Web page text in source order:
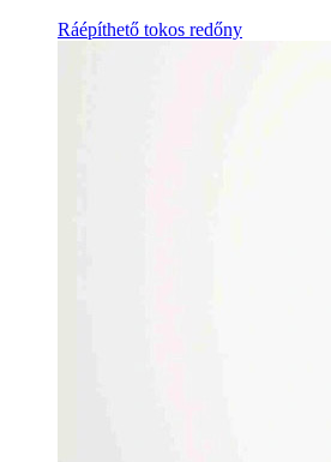
Ráépíthető tokos redőny